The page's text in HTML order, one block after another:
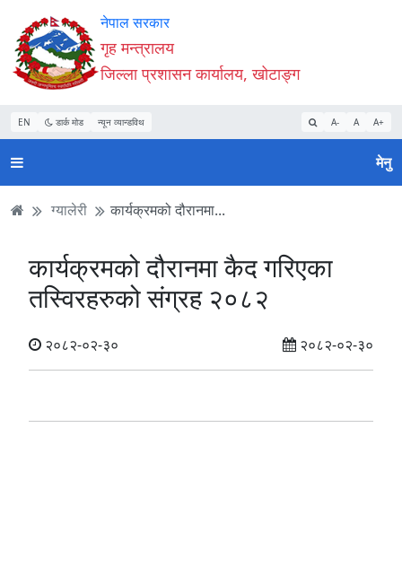
Accessibility
Mode
सुरु
गर्नुहोस्
सामाग्री
पढ्नुहाेस्
नेभिगेसन
पढ्नुहाेस्
वेबसाइट
खोजमा
जानुहोस्
नेपाल सरकार
गृह मन्त्रालय
जिल्ला प्रशासन कार्यालय, खोटाङ्ग
EN डार्क मोड न्यून व्यान्डविथ A- A A+
मेनु
ग्यालेरी कार्यक्रमको दौरानमा...
कार्यक्रमको दौरानमा कैद गरिएका
तस्विरहरुको संग्रह २०८२
२०८२-०२-३० २०८२-०२-३०